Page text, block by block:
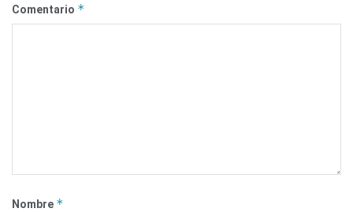
Comentario *
Nombre *